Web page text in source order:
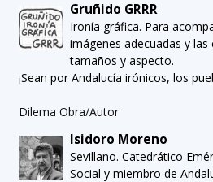
Gruñido GRRR
Ironía gráfica. Para
imágenes adecuadas y
tamaños y aspecto.
¡Sean por Andalucía irónicos, los
Dilema Obra/Autor
Isidoro Moreno
Sevillano. Catedrático
Social y miembro de